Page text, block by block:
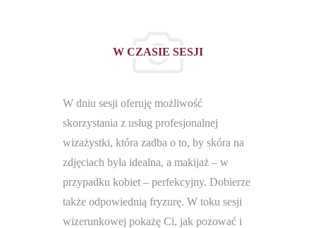
W CZASIE SESJI
W dniu sesji oferuję możliwość
skorzystania z usług profesjonalnej
wizażystki, która zadba o to, by skóra na
zdjęciach była idealna, a makijaż – w
przypadku kobiet – perfekcyjny. Dobierze
także odpowiednią fryzurę. W toku sesji
wizerunkowej pokażę Ci, jak pozować i